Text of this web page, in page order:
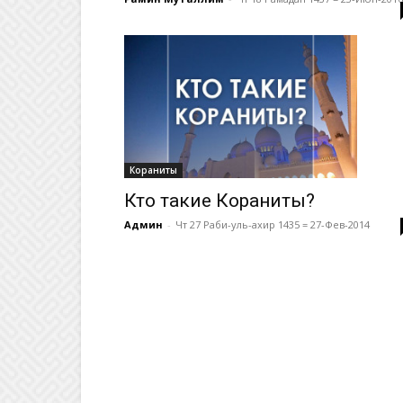
Кораниты
Кто такие Кораниты?
Админ - Чт 27 Раби-уль-ахир 1435 = 27-Фев-2014